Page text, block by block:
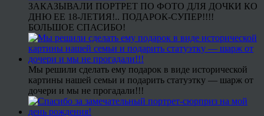
ЗАКАЗЫВАЛИ ПОРТРЕТ ПО ФОТО ДЛЯ ДОЧКИ КО
ДНЮ ЕЕ 18-ЛЕТИЯ!.. ПОДАРОК-СУПЕР!!!!
БОЛЬШОЕ СПАСИБО!
Мы решили сделать ему подарок в виде исторической
картины нашей семьи и подарить статуэтку — шарж от
дочери и мы не прогадали!!!